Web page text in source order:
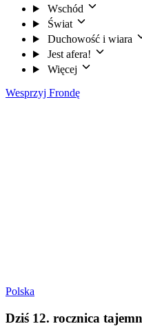
Wschód
Świat
Duchowość i wiara
Jest afera!
Więcej
Wesprzyj Frondę
Polska
Dziś 12. rocznica